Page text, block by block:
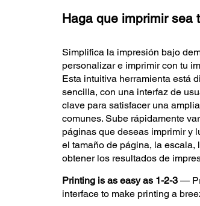
Haga que imprimir sea
Simplifica la impresión bajo
personalizar e imprimir con tu
Esta intuitiva herramienta está
sencilla, con una interfaz de
clave para satisfacer una
comunes. Sube rápidamente
páginas que deseas imprimir y
el tamaño de página, la
obtener los resultados de
Printing is as easy as 1-2-3—
interface to make printing a